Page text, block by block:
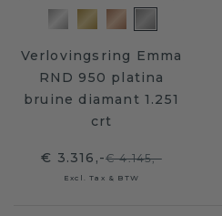
Verlovingsring Emma
RND 950 platina
bruine diamant 1.251
crt
€ 3.316,-€ 4.145,-
Excl. Tax & BTW